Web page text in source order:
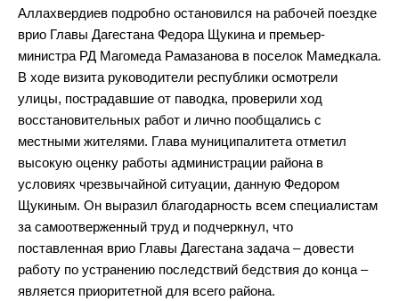
Аллахвердиев подробно остановился на рабочей поездке
врио Главы Дагестана Федора Щукина и премьер-
министра РД Магомеда Рамазанова в поселок Мамедкала.
В ходе визита руководители республики осмотрели
улицы, пострадавшие от паводка, проверили ход
восстановительных работ и лично пообщались с
местными жителями. Глава муниципалитета отметил
высокую оценку работы администрации района в
условиях чрезвычайной ситуации, данную Федором
Щукиным. Он выразил благодарность всем специалистам
за самоотверженный труд и подчеркнул, что
поставленная врио Главы Дагестана задача – довести
работу по устранению последствий бедствия до конца –
является приоритетной для всего района.